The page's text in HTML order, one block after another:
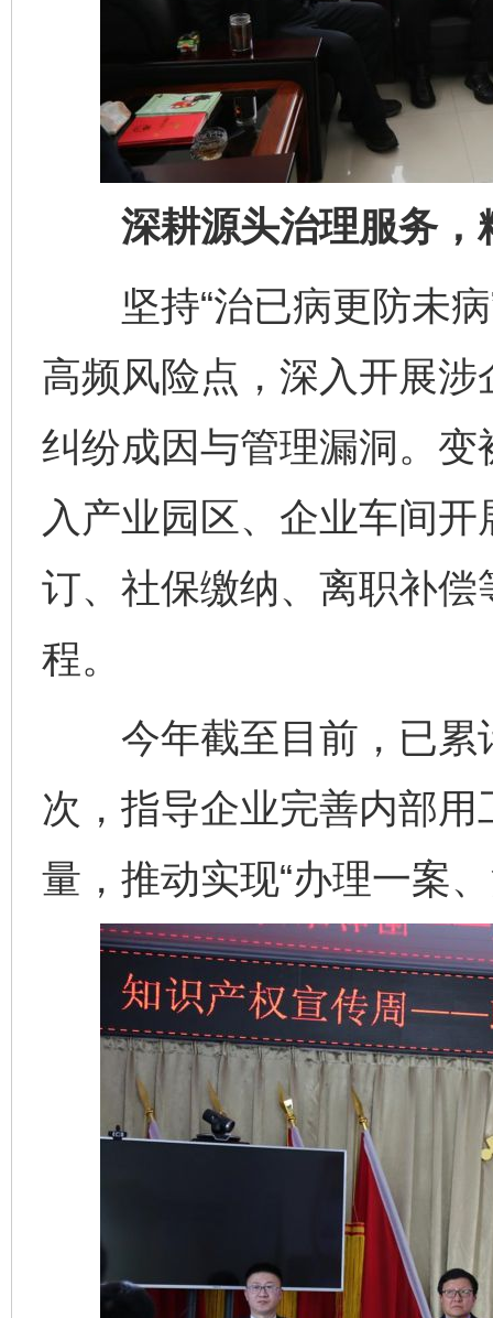
深耕源头治理服务，
坚持“治已病更防未病
高频风险点，深入开展
纠纷成因与管理漏洞。
入产业园区、企业车间
订、社保缴纳、离职补偿
程。
今年截至目前，已累
次，指导企业完善内部
量，推动实现“办理一案